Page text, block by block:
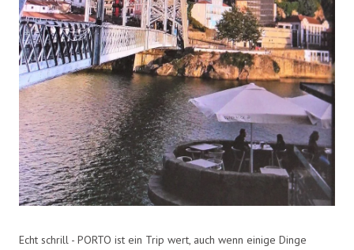
Echt schrill - PORTO ist ein Trip wert, auch wenn einige Dinge